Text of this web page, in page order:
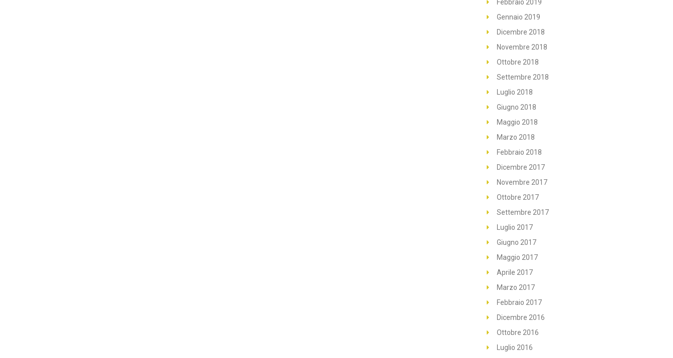
Febbraio 2019
Gennaio 2019
Dicembre 2018
Novembre 2018
Ottobre 2018
Settembre 2018
Luglio 2018
Giugno 2018
Maggio 2018
Marzo 2018
Febbraio 2018
Dicembre 2017
Novembre 2017
Ottobre 2017
Settembre 2017
Luglio 2017
Giugno 2017
Maggio 2017
Aprile 2017
Marzo 2017
Febbraio 2017
Dicembre 2016
Ottobre 2016
Luglio 2016